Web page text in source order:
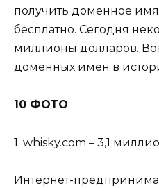
получить доменное
бесплатно. Сегодня
миллионы долларов.
доменных имен в
10 ФОТО
1. whisky.com – 3,1
Интернет-